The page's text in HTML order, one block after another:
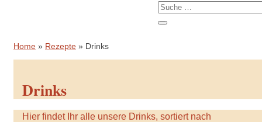
Home » Rezepte » Drinks
Drinks
Hier findet Ihr alle unsere Drinks, sortiert nach